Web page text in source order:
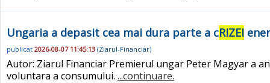
Ungaria a depasit cea mai dura parte a cRIZEI
publicat 2026-08-07 11:45:13 (Ziarul-Financiar)
Autor: Ziarul Financiar Premierul ungar Peter Magyar a
voluntara a consumului. ...continuare.